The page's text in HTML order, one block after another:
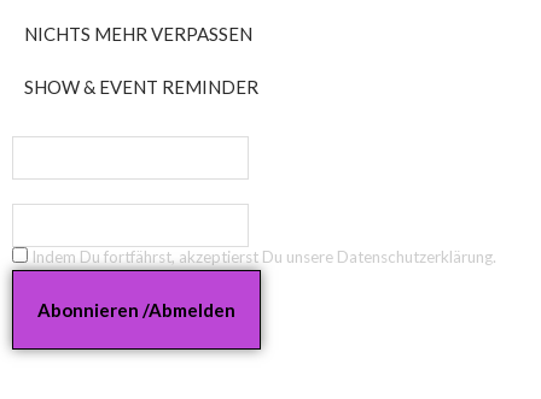
NICHTS MEHR VERPASSEN
SHOW & EVENT REMINDER
Indem Du fortfährst, akzeptierst Du unsere Datenschutzerklärung.